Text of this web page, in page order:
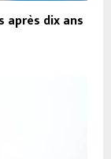
après dix ans